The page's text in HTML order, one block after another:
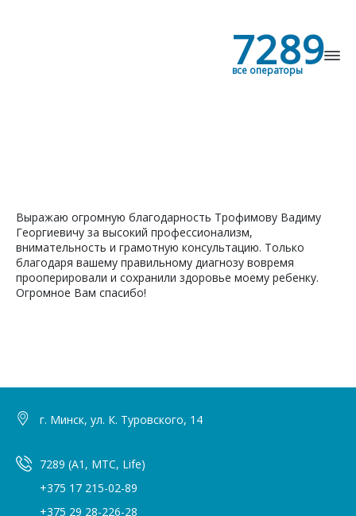
7289
все операторы
Выражаю огромную благодарность Трофимову Вадиму
Георгиевичу за высокий профессионализм,
внимательность и грамотную консультацию. Только
благодаря вашему правильному диагнозу вовремя
прооперировали и сохранили здоровье моему ребенку.
Огромное Вам спасибо!
г. Минск, ул. К. Туровского, 14
7289 (A1, МТС, Life)
+375 17 215-02-89
+375 29 28-226-28